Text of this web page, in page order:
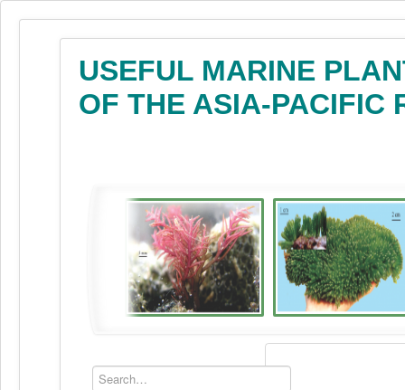
USEFUL MARINE
OF THE ASIA-PACIFIC